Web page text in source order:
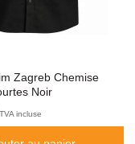
Zagreb Chemise
Noir
incluse